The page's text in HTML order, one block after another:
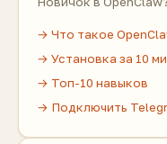
→ Что такое
→ Установка за 10
→ Топ-10 навыков
→ Подключить